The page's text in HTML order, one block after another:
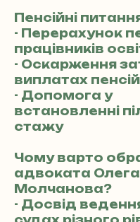
Пенсійні
- Перерахунок
працівників
- Оскарження
виплатах пенсій
- Допомога у
встановленні
стажу
Чому варто
адвоката Олега
Молчанова?
- Досвід